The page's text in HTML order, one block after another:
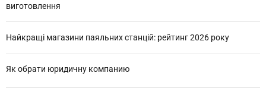
виготовлення
Найкращі магазини паяльних станцій: рейтинг 2026 року
Як обрати юридичну компанию